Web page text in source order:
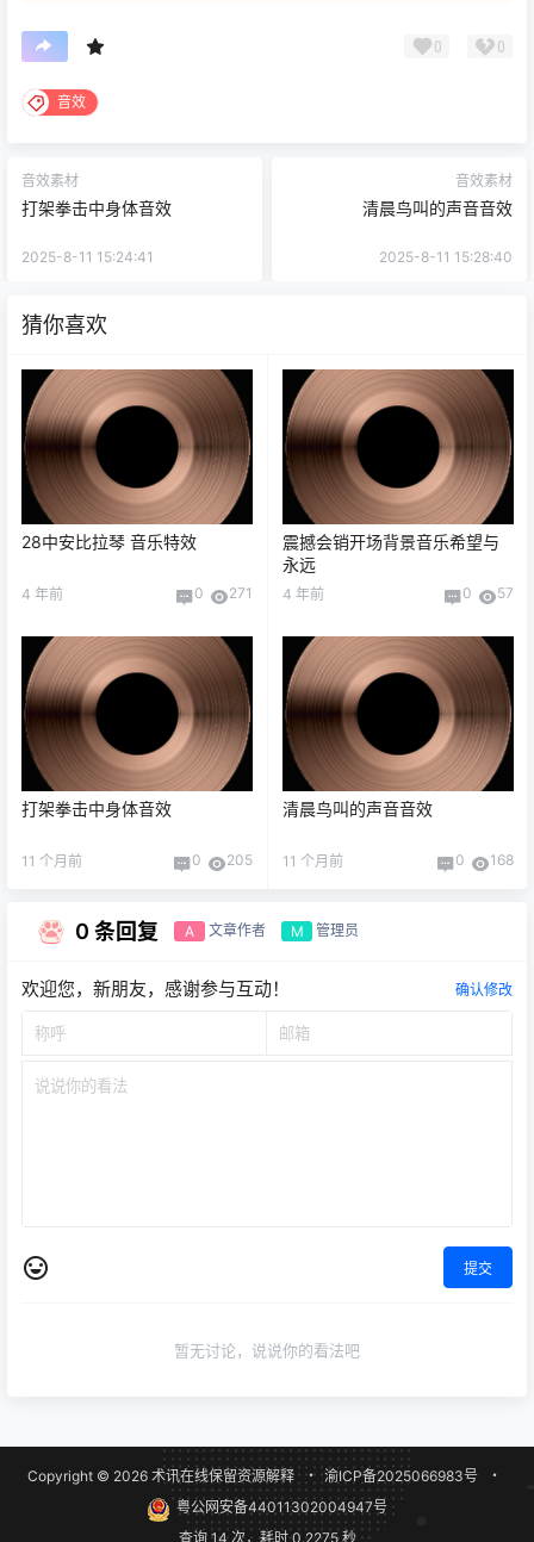
0 0
音效
音效素材
打架拳击中身体音效
2025-8-11 15:24:41
音效素材
清晨鸟叫的声音音效
2025-8-11 15:28:40
猜你喜欢
28中安比拉琴 音乐特效
4 年前 0 271
震撼会销开场背景音乐希望与
永远
4 年前 0 57
打架拳击中身体音效
11 个月前 0 205
清晨鸟叫的声音音效
11 个月前 0 168
0 条回复 A 文章作者 M 管理员
欢迎您，新朋友，感谢参与互动！ 确认修改
提交
暂无讨论，说说你的看法吧
Copyright © 2026术讯在线保留资源解释 ・ 渝ICP备2025066983号
・
粤公网安备44011302004947号
查询 14 次，耗时 0.2275 秒